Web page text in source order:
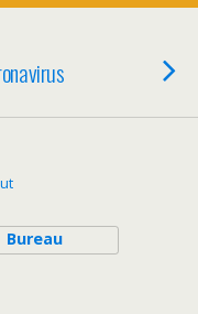
Bureau